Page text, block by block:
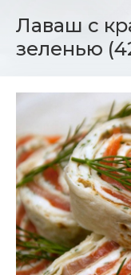
Лаваш с
зеленью